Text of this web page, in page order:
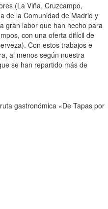
(La Viña, Cruzcampo,
de la Comunidad de Madrid y
gran labor que han hecho para
con una oferta difícil de
Con estos trabajos e
al menos según nuestra
se han repartido más de
gastronómica «De Tapas por